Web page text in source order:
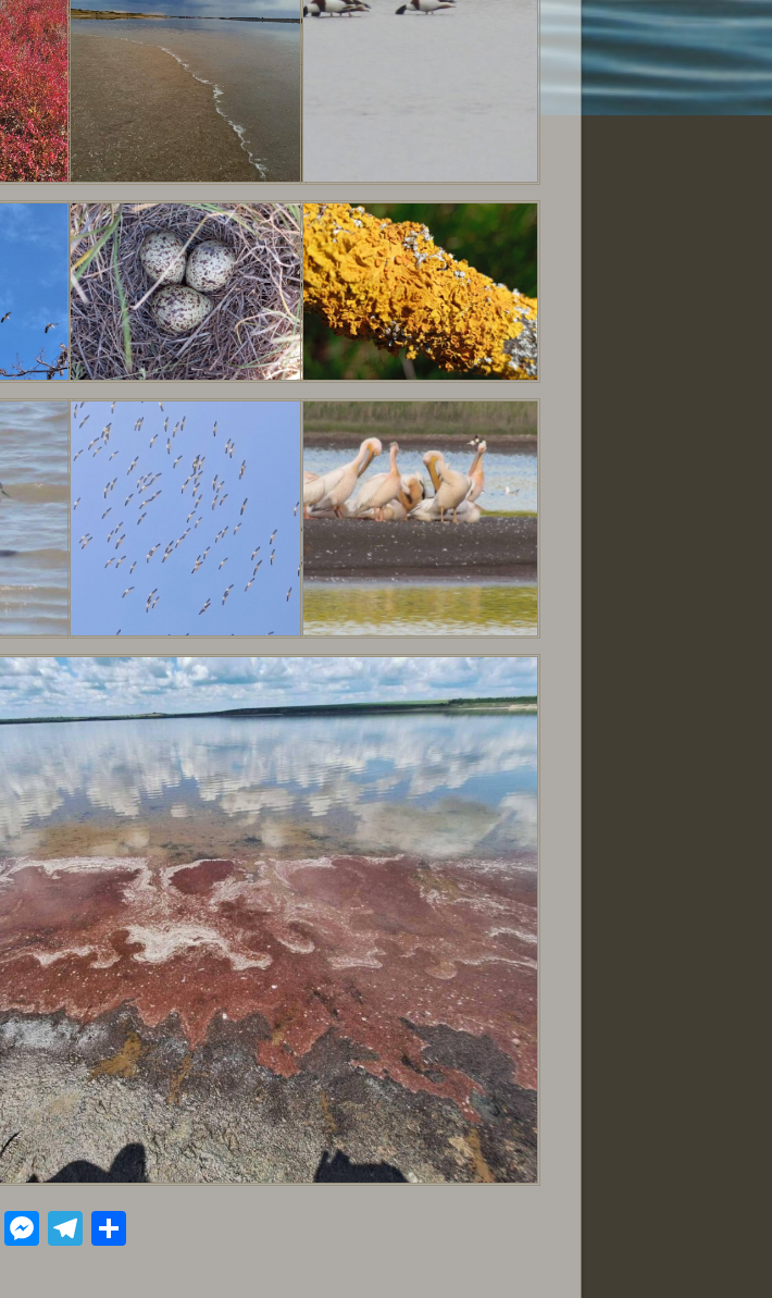
WhatsApp
Messenger
Telegram